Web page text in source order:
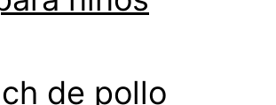
de pollo